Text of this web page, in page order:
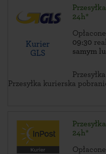
Kurier
GLS
24h*
09:30
samym
Przesyłka kurierska
24h*